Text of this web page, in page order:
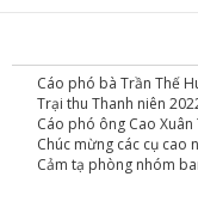
Cáo phó bà Trần Thế
Trại thu Thanh niên
Cáo phó ông Cao Xuân
Chúc mừng các cụ cao
Cảm tạ phòng nhóm